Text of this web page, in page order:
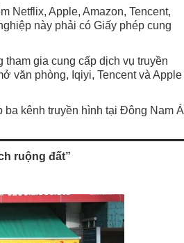
Netflix, Apple, Amazon, Tencent,
này phải có Giấy phép cung
tham gia cung cấp dịch vụ truyền
văn phòng, Iqiyi, Tencent và Apple
kênh truyền hình tại Đông Nam Á
ruộng đất”